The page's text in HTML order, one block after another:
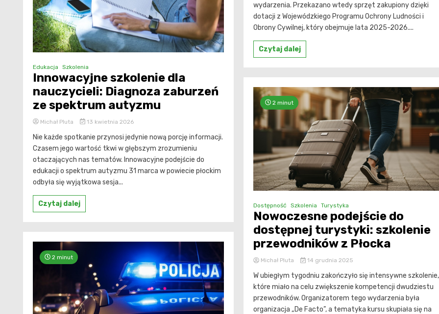
Edukacja Szkolenia
Innowacyjne szkolenie dla
nauczycieli: Diagnoza zaburzeń
ze spektrum autyzmu
Michał Pluta 13 kwietnia 2026
Nie każde spotkanie przynosi jedynie nową porcję informacji.
Czasem jego wartość tkwi w głębszym zrozumieniu
otaczających nas tematów. Innowacyjne podejście do
edukacji o spektrum autyzmu 31 marca w powiecie płockim
odbyła się wyjątkowa sesja...
Czytaj dalej
2 minut
wydarzenia. Przekazano wtedy sprzęt zakupiony dzięki
dotacji z Wojewódzkiego Programu Ochrony Ludności i
Obrony Cywilnej, który obejmuje lata 2025-2026....
Czytaj dalej
2 minut
Dostępność Szkolenia Turystyka
Nowoczesne podejście do
dostępnej turystyki: szkolenie
przewodników z Płocka
Michał Pluta 14 grudnia 2025
W ubiegłym tygodniu zakończyło się intensywne szkolenie,
które miało na celu zwiększenie kompetencji dwudziestu
przewodników. Organizatorem tego wydarzenia była
organizacja „De Facto”, a tematyka kursu skupiała się na